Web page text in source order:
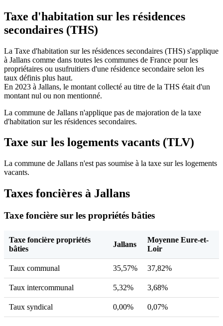
Taxe d'habitation sur les résidences
secondaires (THS)
La Taxe d'habitation sur les résidences secondaires (THS) s'applique
à Jallans comme dans toutes les communes de France pour les
propriétaires ou usufruitiers d'une résidence secondaire selon les
taux définis plus haut.
En 2023 à Jallans, le montant collecté au titre de la THS était d'un
montant nul ou non mentionné.
La commune de Jallans n'applique pas de majoration de la taxe
d'habitation sur les résidences secondaires.
Taxe sur les logements vacants (TLV)
La commune de Jallans n'est pas soumise à la taxe sur les logements
vacants.
Taxes foncières à Jallans
Taxe foncière sur les propriétés bâties
Taxe foncière propriétés
bâties
Jallans
Moyenne Eure-et-
Loir
Taux communal 35,57% 37,82%
Taux intercommunal 5,32% 3,68%
Taux syndical 0,00% 0,07%